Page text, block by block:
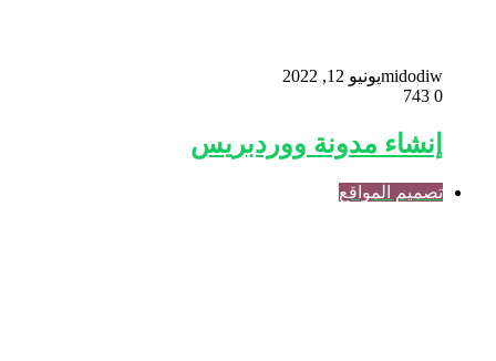
midodiwيونيو 12, 2022
0
إنشاء مدونة ووردبريس
تصميم المواقع